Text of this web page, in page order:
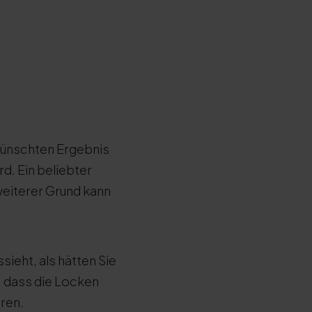
Ergebnis
Ein beliebter
Grund kann
als hätten Sie
dass die Locken